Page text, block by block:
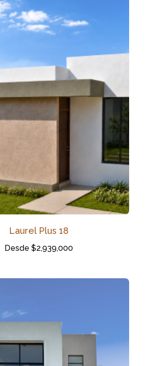
Laurel Plus 18
Desde $2,939,000